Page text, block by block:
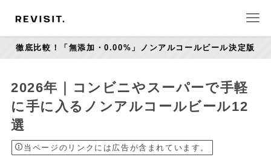
徹底比較！「無添加・0.00%」ノンアルコールビール決定版
2026年｜コンビニやスーパーで手軽
に手に入るノンアルコールビール12
選
当ページのリンクには広告が含まれています。